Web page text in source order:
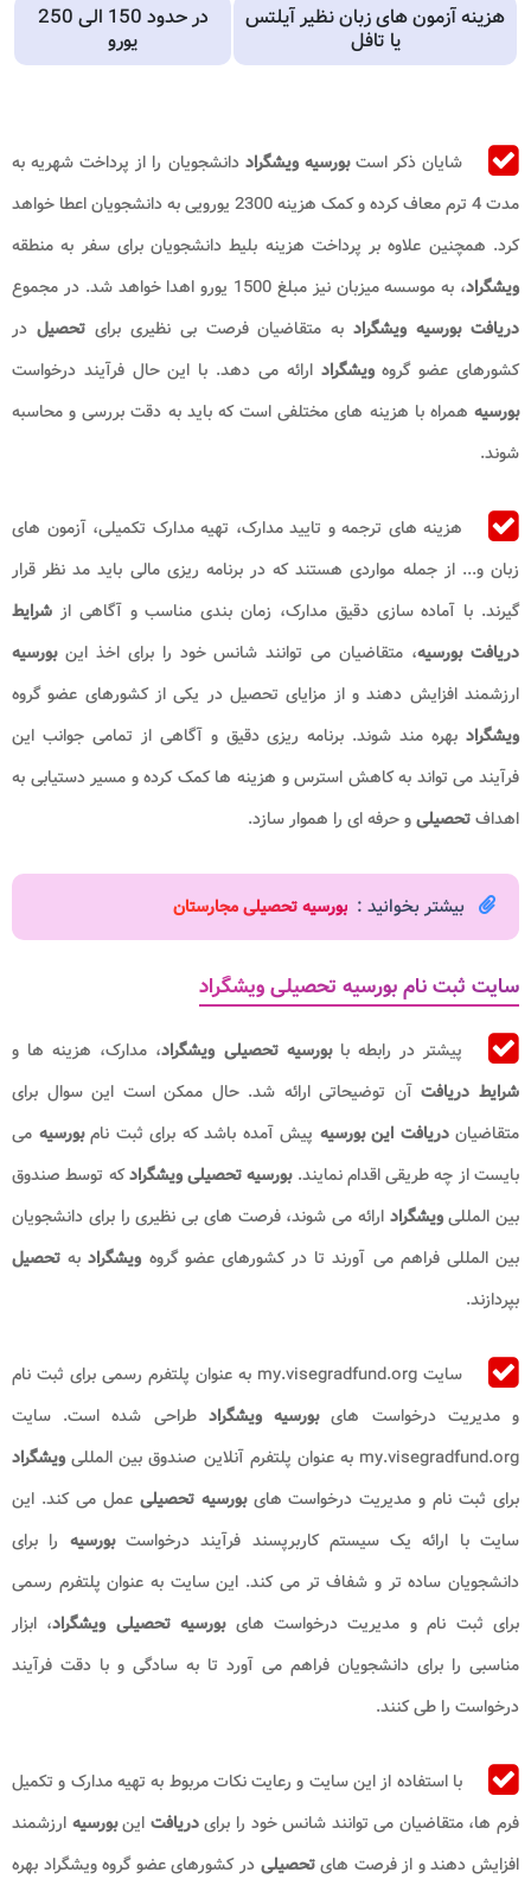
هزینه آزمون های زبان نظیر آیلتس
یا تافل
در حدود 150 الی 250
یورو
شایان ذکر استبورسیه ویشگراد دانشجویان را از پرداخت شهریه به
مدت 4 ترم معاف کرده و کمک هزینه 2300 یورویی به دانشجویان اعطا خواهد
کرد. همچنین علاوه بر پرداخت هزینه بلیط دانشجویان برای سفر به منطقه
ویشگراد، به موسسه میزبان نیز مبلغ 1500 یورو اهدا خواهد شد. در مجموع
دریافت بورسیه ویشگرادبه متقاضیان فرصت‌ بی‌ نظیری برایتحصیل در
کشورهای عضو گروهویشگراد ارائه می ‌دهد. با این حال فرآیند درخواست
بورسیه همراه با هزینه ‌های مختلفی است که باید به دقت بررسی و محاسبه
شوند.
هزینه ‌های ترجمه و تایید مدارک، تهیه مدارک تکمیلی، آزمون‌ های
زبان و... از جمله مواردی هستند که در برنامه‌ ریزی مالی باید مد نظر قرار
گیرند. با آماده ‌سازی دقیق مدارک، زمان‌ بندی مناسب و آگاهی از شرایط
دریافت بورسیه، متقاضیان می‌ توانند شانس خود را برای اخذ اینبورسیه
ارزشمند افزایش دهند و از مزایای تحصیل در یکی از کشورهای عضو گروه
ویشگراد بهره ‌مند شوند. برنامه ‌ریزی دقیق و آگاهی از تمامی جوانب این
فرآیند می‌ تواند به کاهش استرس و هزینه‌ ها کمک کرده و مسیر دستیابی به
اهدافتحصیلیو حرفه‌ ای را هموار سازد.
بیشتر بخوانید : بورسیه تحصیلی مجارستان
سایت ثبت نام بورسیه تحصیلی ویشگراد
پیشتر در رابطه بابورسیه تحصیلی ویشگراد، مدارک، هزینه ها و
شرایط دریافتآن توضیحاتی ارائه شد. حال ممکن است این سوال برای
متقاضیاندریافت این بورسیه پیش آمده باشد که برای ثبت نامبورسیه می
بایست از چه طریقی اقدام نمایند.بورسیه تحصیلی ویشگرادکه توسط صندوق
بین ‌المللیویشگراد ارائه می‌ شوند، فرصت‌ های بی ‌نظیری را برای دانشجویان
بین ‌المللی فراهم می ‌آورند تا در کشورهای عضو گروه ویشگرادبه تحصیل
بپردازند.
سایت my.visegradfund.org به عنوان پلتفرم رسمی برای ثبت ‌نام
و مدیریت درخواست ‌هایبورسیه ویشگراد طراحی شده است. سایت
my.visegradfund.org به عنوان پلتفرم آنلاین صندوق بین ‌المللی
ویشگراد
برای ثبت‌ نام و مدیریت درخواست‌ هایبورسیه تحصیلی عمل می‌ کند. این
سایت با ارائه یک سیستم کاربرپسند فرآیند درخواستبورسیه را برای
دانشجویان ساده ‌تر و شفاف ‌تر می ‌کند. این سایت به عنوان پلتفرم رسمی
برای ثبت ‌نام و مدیریت درخواست‌ هایبورسیه تحصیلی ویشگراد، ابزار
مناسبی را برای دانشجویان فراهم می ‌آورد تا به سادگی و با دقت فرآیند
درخواست را طی کنند.
با استفاده از این سایت و رعایت نکات مربوط به تهیه مدارک و تکمیل
فرم ‌ها، متقاضیان می‌ توانند شانس خود را برایدریافت اینبورسیه ارزشمند
افزایش دهند و از فرصت ‌هایتحصیلی در کشورهای عضو گروه ویشگراد بهره